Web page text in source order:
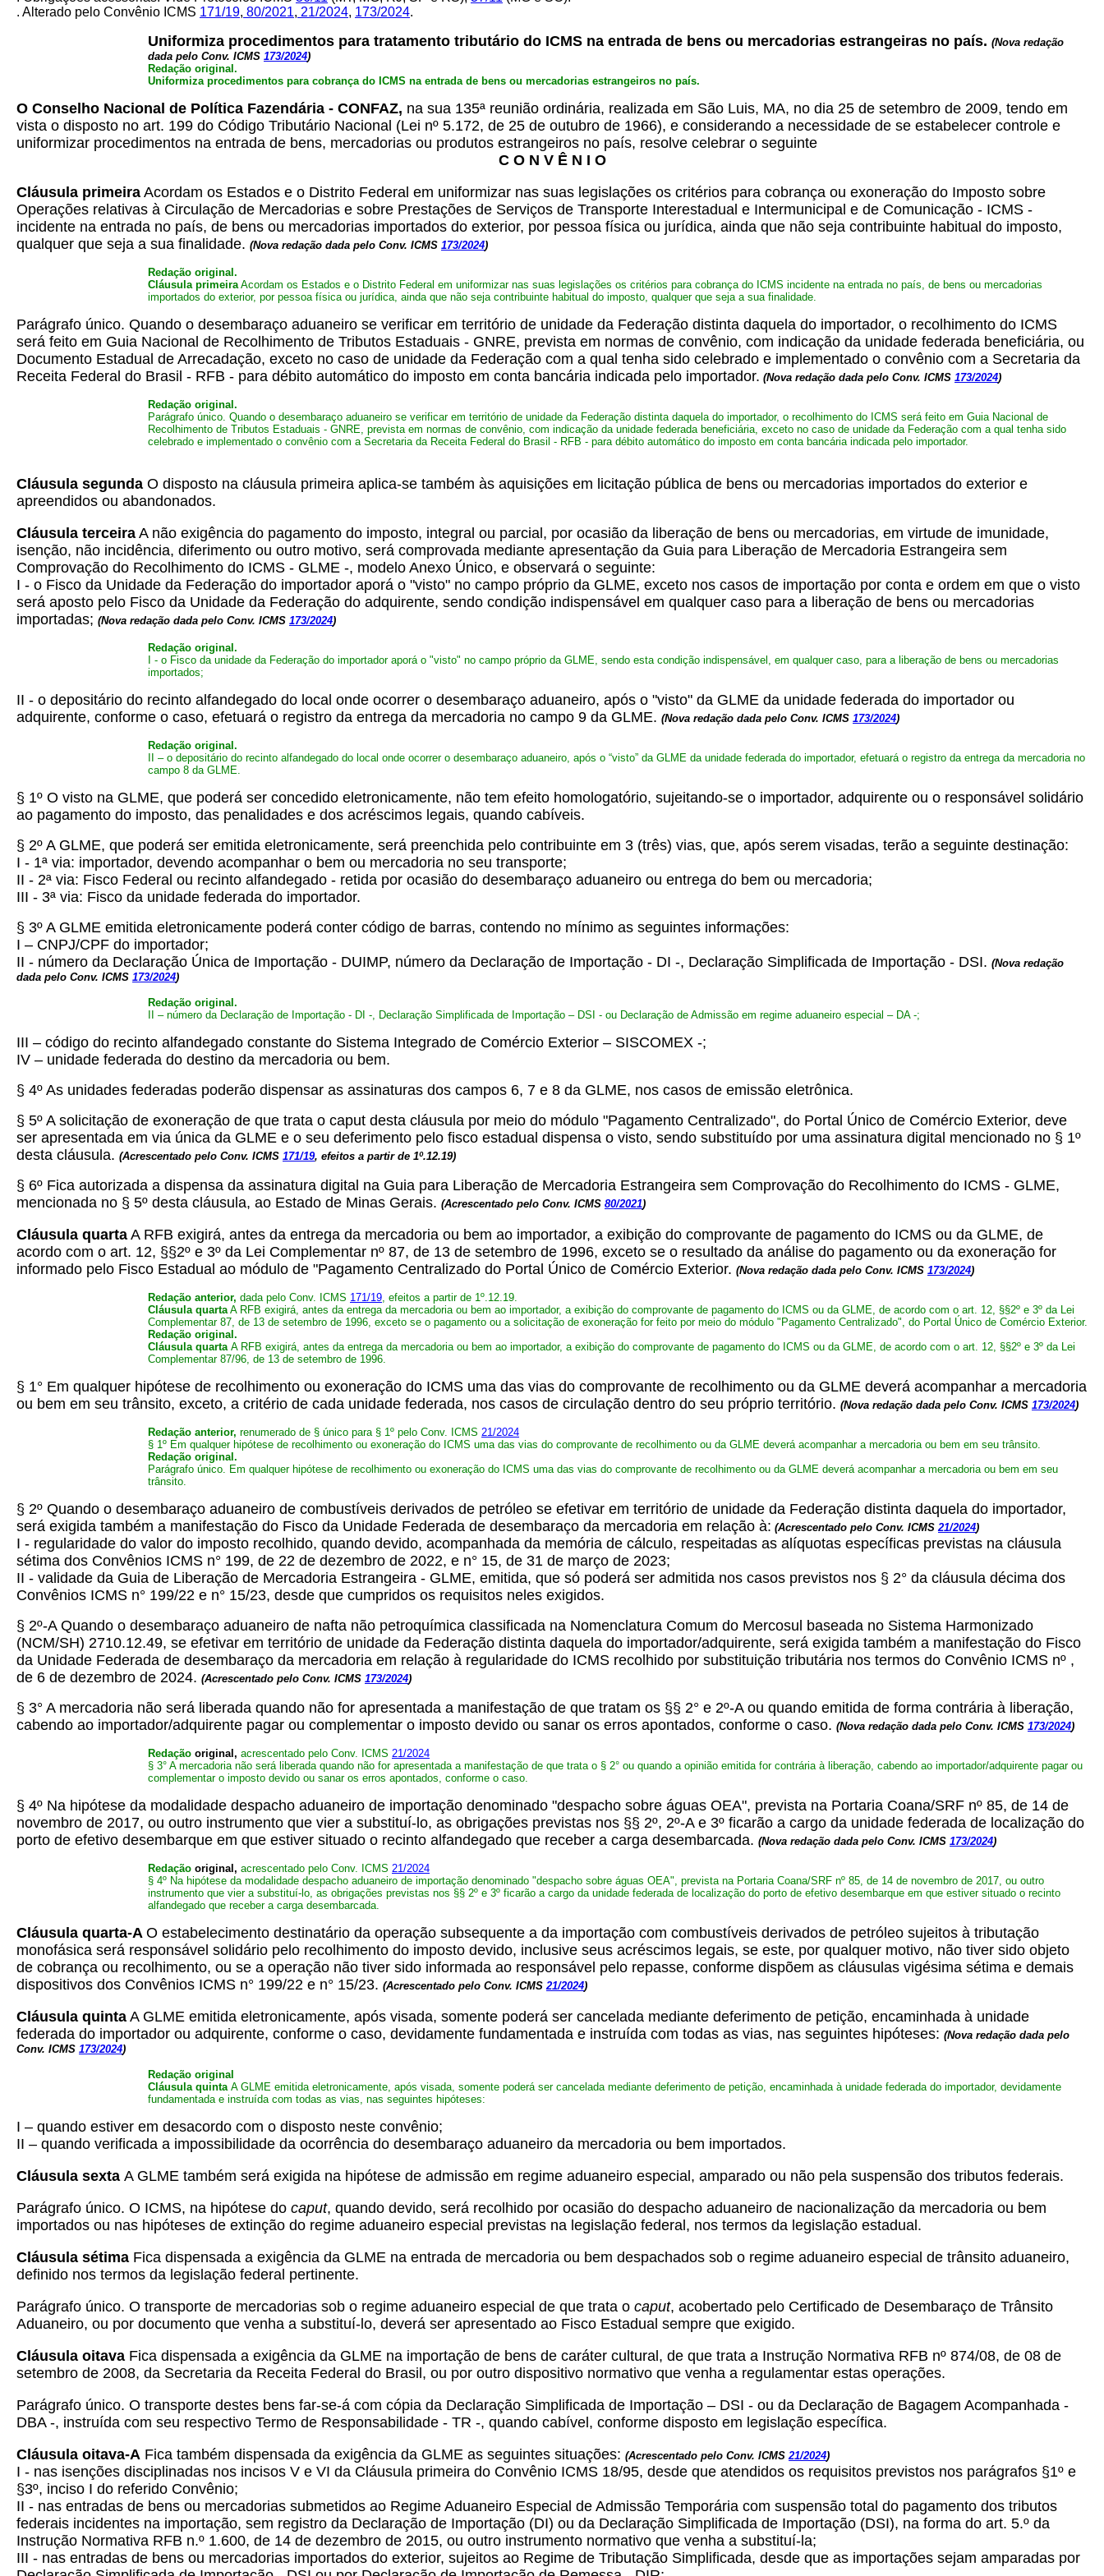
. Alterado pelo Convênio ICMS 171/19, 80/2021, 21/2024, 173/2024.
Uniformiza procedimentos para tratamento tributário do ICMS na entrada de bens ou mercadorias estrangeiras no país. (Nova redação
dada pelo Conv. ICMS 173/2024)
Redação original.
Uniformiza procedimentos para cobrança do ICMS na entrada de bens ou mercadorias estrangeiros no país.
O Conselho Nacional de Política Fazendária - CONFAZ, na sua 135ª reunião ordinária, realizada em São Luis, MA, no dia 25 de setembro de 2009, tendo em
vista o disposto no art. 199 do Código Tributário Nacional (Lei nº 5.172, de 25 de outubro de 1966), e considerando a necessidade de se estabelecer controle e
uniformizar procedimentos na entrada de bens, mercadorias ou produtos estrangeiros no país, resolve celebrar o seguinte
C O N V Ê N I O
Cláusula primeira Acordam os Estados e o Distrito Federal em uniformizar nas suas legislações os critérios para cobrança ou exoneração do Imposto sobre
Operações relativas à Circulação de Mercadorias e sobre Prestações de Serviços de Transporte Interestadual e Intermunicipal e de Comunicação - ICMS -
incidente na entrada no país, de bens ou mercadorias importados do exterior, por pessoa física ou jurídica, ainda que não seja contribuinte habitual do imposto,
qualquer que seja a sua finalidade. (Nova redação dada pelo Conv. ICMS 173/2024)
Redação original.
Cláusula primeiraAcordam os Estados e o Distrito Federal em uniformizar nas suas legislações os critérios para cobrança do ICMS incidente na entrada no país, de bens ou mercadorias
importados do exterior, por pessoa física ou jurídica, ainda que não seja contribuinte habitual do imposto, qualquer que seja a sua finalidade.
Parágrafo único. Quando o desembaraço aduaneiro se verificar em território de unidade da Federação distinta daquela do importador, o recolhimento do ICMS
será feito em Guia Nacional de Recolhimento de Tributos Estaduais - GNRE, prevista em normas de convênio, com indicação da unidade federada beneficiária, ou
Documento Estadual de Arrecadação, exceto no caso de unidade da Federação com a qual tenha sido celebrado e implementado o convênio com a Secretaria da
Receita Federal do Brasil - RFB - para débito automático do imposto em conta bancária indicada pelo importador. (Nova redação dada pelo Conv. ICMS 173/2024)
Redação original.
Parágrafo único. Quando o desembaraço aduaneiro se verificar em território de unidade da Federação distinta daquela do importador, o recolhimento do ICMS será feito em Guia Nacional de
Recolhimento de Tributos Estaduais - GNRE, prevista em normas de convênio, com indicação da unidade federada beneficiária, exceto no caso de unidade da Federação com a qual tenha sido
celebrado e implementado o convênio com a Secretaria da Receita Federal do Brasil - RFB - para débito automático do imposto em conta bancária indicada pelo importador.
Cláusula segunda O disposto na cláusula primeira aplica-se também às aquisições em licitação pública de bens ou mercadorias importados do exterior e
apreendidos ou abandonados.
Cláusula terceira A não exigência do pagamento do imposto, integral ou parcial, por ocasião da liberação de bens ou mercadorias, em virtude de imunidade,
isenção, não incidência, diferimento ou outro motivo, será comprovada mediante apresentação da Guia para Liberação de Mercadoria Estrangeira sem
Comprovação do Recolhimento do ICMS - GLME -, modelo Anexo Único, e observará o seguinte:
I - o Fisco da Unidade da Federação do importador aporá o "visto" no campo próprio da GLME, exceto nos casos de importação por conta e ordem em que o visto
será aposto pelo Fisco da Unidade da Federação do adquirente, sendo condição indispensável em qualquer caso para a liberação de bens ou mercadorias
importadas; (Nova redação dada pelo Conv. ICMS 173/2024)
Redação original.
I - o Fisco da unidade da Federação do importador aporá o "visto" no campo próprio da GLME, sendo esta condição indispensável, em qualquer caso, para a liberação de bens ou mercadorias
importados;
II - o depositário do recinto alfandegado do local onde ocorrer o desembaraço aduaneiro, após o "visto" da GLME da unidade federada do importador ou
adquirente, conforme o caso, efetuará o registro da entrega da mercadoria no campo 9 da GLME. (Nova redação dada pelo Conv. ICMS 173/2024)
Redação original.
II – o depositário do recinto alfandegado do local onde ocorrer o desembaraço aduaneiro, após o “visto” da GLME da unidade federada do importador, efetuará o registro da entrega da mercadoria no
campo 8 da GLME.
§ 1º O visto na GLME, que poderá ser concedido eletronicamente, não tem efeito homologatório, sujeitando-se o importador, adquirente ou o responsável solidário
ao pagamento do imposto, das penalidades e dos acréscimos legais, quando cabíveis.
§ 2º A GLME, que poderá ser emitida eletronicamente, será preenchida pelo contribuinte em 3 (três) vias, que, após serem visadas, terão a seguinte destinação:
I - 1ª via: importador, devendo acompanhar o bem ou mercadoria no seu transporte;
II - 2ª via: Fisco Federal ou recinto alfandegado - retida por ocasião do desembaraço aduaneiro ou entrega do bem ou mercadoria;
III - 3ª via: Fisco da unidade federada do importador.
§ 3º A GLME emitida eletronicamente poderá conter código de barras, contendo no mínimo as seguintes informações:
I – CNPJ/CPF do importador;
II - número da Declaração Única de Importação - DUIMP, número da Declaração de Importação - DI -, Declaração Simplificada de Importação - DSI. (Nova redação
dada pelo Conv. ICMS 173/2024)
Redação original.
II – número da Declaração de Importação - DI -, Declaração Simplificada de Importação – DSI - ou Declaração de Admissão em regime aduaneiro especial – DA -;
III – código do recinto alfandegado constante do Sistema Integrado de Comércio Exterior – SISCOMEX -;
IV – unidade federada do destino da mercadoria ou bem.
§ 4º As unidades federadas poderão dispensar as assinaturas dos campos 6, 7 e 8 da GLME, nos casos de emissão eletrônica.
§ 5º A solicitação de exoneração de que trata o caput desta cláusula por meio do módulo "Pagamento Centralizado", do Portal Único de Comércio Exterior, deve
ser apresentada em via única da GLME e o seu deferimento pelo fisco estadual dispensa o visto, sendo substituído por uma assinatura digital mencionado no § 1º
desta cláusula. (Acrescentado pelo Conv. ICMS 171/19, efeitos a partir de 1º.12.19)
§ 6º Fica autorizada a dispensa da assinatura digital na Guia para Liberação de Mercadoria Estrangeira sem Comprovação do Recolhimento do ICMS - GLME,
mencionada no § 5º desta cláusula, ao Estado de Minas Gerais. (Acrescentado pelo Conv. ICMS 80/2021)
Cláusula quarta A RFB exigirá, antes da entrega da mercadoria ou bem ao importador, a exibição do comprovante de pagamento do ICMS ou da GLME, de
acordo com o art. 12, §§2º e 3º da Lei Complementar nº 87, de 13 de setembro de 1996, exceto se o resultado da análise do pagamento ou da exoneração for
informado pelo Fisco Estadual ao módulo de "Pagamento Centralizado do Portal Único de Comércio Exterior. (Nova redação dada pelo Conv. ICMS 173/2024)
Redação anterior, dada pelo Conv. ICMS 171/19, efeitos a partir de 1º.12.19.
Cláusula quartaA RFB exigirá, antes da entrega da mercadoria ou bem ao importador, a exibição do comprovante de pagamento do ICMS ou da GLME, de acordo com o art. 12, §§2º e 3º da Lei
Complementar 87, de 13 de setembro de 1996, exceto se o pagamento ou a solicitação de exoneração for feito por meio do módulo "Pagamento Centralizado", do Portal Único de Comércio Exterior.
Redação original.
Cláusula quarta A RFB exigirá, antes da entrega da mercadoria ou bem ao importador, a exibição do comprovante de pagamento do ICMS ou da GLME, de acordo com o art. 12, §§2º e 3º da Lei
Complementar 87/96, de 13 de setembro de 1996.
§ 1° Em qualquer hipótese de recolhimento ou exoneração do ICMS uma das vias do comprovante de recolhimento ou da GLME deverá acompanhar a mercadoria
ou bem em seu trânsito, exceto, a critério de cada unidade federada, nos casos de circulação dentro do seu próprio território. (Nova redação dada pelo Conv. ICMS 173/2024)
Redação anterior, renumerado de § único para § 1º pelo Conv. ICMS 21/2024
§ 1º Em qualquer hipótese de recolhimento ou exoneração do ICMS uma das vias do comprovante de recolhimento ou da GLME deverá acompanhar a mercadoria ou bem em seu trânsito.
Redação original.
Parágrafo único. Em qualquer hipótese de recolhimento ou exoneração do ICMS uma das vias do comprovante de recolhimento ou da GLME deverá acompanhar a mercadoria ou bem em seu
trânsito.
§ 2º Quando o desembaraço aduaneiro de combustíveis derivados de petróleo se efetivar em território de unidade da Federação distinta daquela do importador,
será exigida também a manifestação do Fisco da Unidade Federada de desembaraço da mercadoria em relação à: (Acrescentado pelo Conv. ICMS21/2024)
I - regularidade do valor do imposto recolhido, quando devido, acompanhada da memória de cálculo, respeitadas as alíquotas específicas previstas na cláusula
sétima dos Convênios ICMS n° 199, de 22 de dezembro de 2022, e n° 15, de 31 de março de 2023;
II - validade da Guia de Liberação de Mercadoria Estrangeira - GLME, emitida, que só poderá ser admitida nos casos previstos nos § 2° da cláusula décima dos
Convênios ICMS n° 199/22 e n° 15/23, desde que cumpridos os requisitos neles exigidos.
§ 2º-A Quando o desembaraço aduaneiro de nafta não petroquímica classificada na Nomenclatura Comum do Mercosul baseada no Sistema Harmonizado
(NCM/SH) 2710.12.49, se efetivar em território de unidade da Federação distinta daquela do importador/adquirente, será exigida também a manifestação do Fisco
da Unidade Federada de desembaraço da mercadoria em relação à regularidade do ICMS recolhido por substituição tributária nos termos do Convênio ICMS nº ,
de 6 de dezembro de 2024. (Acrescentado pelo Conv. ICMS 173/2024)
§ 3° A mercadoria não será liberada quando não for apresentada a manifestação de que tratam os §§ 2° e 2º-A ou quando emitida de forma contrária à liberação,
cabendo ao importador/adquirente pagar ou complementar o imposto devido ou sanar os erros apontados, conforme o caso. (Nova redação dada pelo Conv. ICMS 173/2024)
Redação original, acrescentado pelo Conv. ICMS 21/2024
§ 3° A mercadoria não será liberada quando não for apresentada a manifestação de que trata o § 2° ou quando a opinião emitida for contrária à liberação, cabendo ao importador/adquirente pagar ou
complementar o imposto devido ou sanar os erros apontados, conforme o caso.
§ 4º Na hipótese da modalidade despacho aduaneiro de importação denominado "despacho sobre águas OEA", prevista na Portaria Coana/SRF nº 85, de 14 de
novembro de 2017, ou outro instrumento que vier a substituí-lo, as obrigações previstas nos §§ 2º, 2º-A e 3º ficarão a cargo da unidade federada de localização do
porto de efetivo desembarque em que estiver situado o recinto alfandegado que receber a carga desembarcada. (Nova redação dada pelo Conv. ICMS 173/2024)
Redação original, acrescentado pelo Conv. ICMS 21/2024
§ 4º Na hipótese da modalidade despacho aduaneiro de importação denominado "despacho sobre águas OEA", prevista na Portaria Coana/SRF nº 85, de 14 de novembro de 2017, ou outro
instrumento que vier a substituí-lo, as obrigações previstas nos §§ 2º e 3º ficarão a cargo da unidade federada de localização do porto de efetivo desembarque em que estiver situado o recinto
alfandegado que receber a carga desembarcada.
Cláusula quarta-A O estabelecimento destinatário da operação subsequente a da importação com combustíveis derivados de petróleo sujeitos à tributação
monofásica será responsável solidário pelo recolhimento do imposto devido, inclusive seus acréscimos legais, se este, por qualquer motivo, não tiver sido objeto
de cobrança ou recolhimento, ou se a operação não tiver sido informada ao responsável pelo repasse, conforme dispõem as cláusulas vigésima sétima e demais
dispositivos dos Convênios ICMS n° 199/22 e n° 15/23. (Acrescentado pelo Conv. ICMS21/2024)
Cláusula quinta A GLME emitida eletronicamente, após visada, somente poderá ser cancelada mediante deferimento de petição, encaminhada à unidade
federada do importador ou adquirente, conforme o caso, devidamente fundamentada e instruída com todas as vias, nas seguintes hipóteses: (Nova redação dada pelo
Conv. ICMS 173/2024)
Redação original
Cláusula quinta A GLME emitida eletronicamente, após visada, somente poderá ser cancelada mediante deferimento de petição, encaminhada à unidade federada do importador, devidamente
fundamentada e instruída com todas as vias, nas seguintes hipóteses:
I – quando estiver em desacordo com o disposto neste convênio;
II – quando verificada a impossibilidade da ocorrência do desembaraço aduaneiro da mercadoria ou bem importados.
Cláusula sexta A GLME também será exigida na hipótese de admissão em regime aduaneiro especial, amparado ou não pela suspensão dos tributos federais.
Parágrafo único. O ICMS, na hipótese do caput, quando devido, será recolhido por ocasião do despacho aduaneiro de nacionalização da mercadoria ou bem
importados ou nas hipóteses de extinção do regime aduaneiro especial previstas na legislação federal, nos termos da legislação estadual.
Cláusula sétima Fica dispensada a exigência da GLME na entrada de mercadoria ou bem despachados sob o regime aduaneiro especial de trânsito aduaneiro,
definido nos termos da legislação federal pertinente.
Parágrafo único. O transporte de mercadorias sob o regime aduaneiro especial de que trata o caput, acobertado pelo Certificado de Desembaraço de Trânsito
Aduaneiro, ou por documento que venha a substituí-lo, deverá ser apresentado ao Fisco Estadual sempre que exigido.
Cláusula oitava Fica dispensada a exigência da GLME na importação de bens de caráter cultural, de que trata a Instrução Normativa RFB nº 874/08, de 08 de
setembro de 2008, da Secretaria da Receita Federal do Brasil, ou por outro dispositivo normativo que venha a regulamentar estas operações.
Parágrafo único. O transporte destes bens far-se-á com cópia da Declaração Simplificada de Importação – DSI - ou da Declaração de Bagagem Acompanhada -
DBA -, instruída com seu respectivo Termo de Responsabilidade - TR -, quando cabível, conforme disposto em legislação específica.
Cláusula oitava-A Fica também dispensada da exigência da GLME as seguintes situações: (Acrescentado pelo Conv. ICMS21/2024)
I - nas isenções disciplinadas nos incisos V e VI da Cláusula primeira do Convênio ICMS 18/95, desde que atendidos os requisitos previstos nos parágrafos §1º e
§3º, inciso I do referido Convênio;
II - nas entradas de bens ou mercadorias submetidos ao Regime Aduaneiro Especial de Admissão Temporária com suspensão total do pagamento dos tributos
federais incidentes na importação, sem registro da Declaração de Importação (DI) ou da Declaração Simplificada de Importação (DSI), na forma do art. 5.º da
Instrução Normativa RFB n.º 1.600, de 14 de dezembro de 2015, ou outro instrumento normativo que venha a substituí-la;
III - nas entradas de bens ou mercadorias importados do exterior, sujeitos ao Regime de Tributação Simplificada, desde que as importações sejam amparadas por